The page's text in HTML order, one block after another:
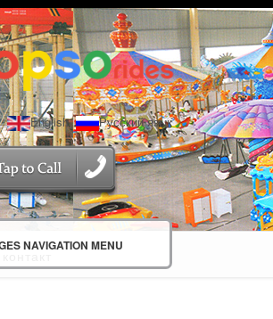
English Русский язык
NAVIGATION MENU